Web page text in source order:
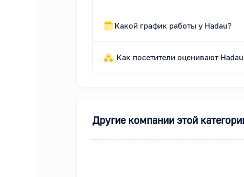
Какой график работы у Hadau?
Как посетители оценивают
Другие компании этой